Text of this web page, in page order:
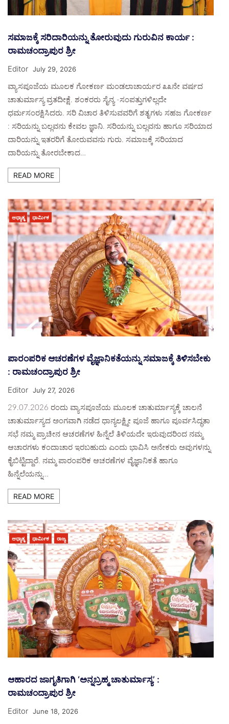
ಸಮಾಜಕ್ಕೆ ಸರಿದಾರಿಯನ್ನು ತೋರುವುದು ಗುರುವಿನ ಕಾರ್ಯ :
ರಾಮಚಂದ್ರಾಪುರ ಶ್ರೀ
Editor July 29, 2026
ವ್ಯಾಸಪೂಜೆಯ ಮೂಲಕ ಗೋಕರ್ಣ ಮಂಡಲಾಚಾರ್ಯರ ೩೩ನೇ ವರ್ಷದ
ಚಾತುರ್ಮಾಸ್ಯ ವ್ರತದೀಕ್ಷೆ. ಶಂಕರರು ಸೈನ್ಯ -ಸಂಪತ್ತುಗಳಿಲ್ಲದೇ
ಧರ್ಮಸಂರಕ್ಷಿಸಿದರು. ಸರಿ ವಿಚಾರ ತಿಳಿಸುವವರಿಗೆ ಶತೃಗಳು ಸಹಜ ಗೋಕರ್ಣ
: ಸರಿಯನ್ನು ಬಲ್ಲವನು ಕೇವಲ ಜ್ಞಾನಿ. ಸರಿಯನ್ನು ಬಲ್ಲವನು ಹಾಗೂ ಸರಿಯಾದ
ದಾರಿಯನ್ನು ಇತರರಿಗೆ ತೋರುವವನು ಗುರು. ಸಮಾಜಕ್ಕೆ ಸರಿಯಾದ
ದಾರಿಯನ್ನು ತೋರಬೇಕಾದ…
READ MORE
ಆಧ್ಯಾತ್ಮ ಧಾರ್ಮಿಕ
ಪಾರಂಪರಿಕ ಆಚರಣೆಗಳ ವೈಜ್ಞಾನಿಕತೆಯನ್ನು ಸಮಾಜಕ್ಕೆ ತಿಳಿಸಬೇಕು
: ರಾಮಚಂದ್ರಾಪುರ ಶ್ರೀ
Editor July 27, 2026
29.07.2026 ರಂದು ವ್ಯಾಸಪೂಜೆಯ ಮೂಲಕ ಚಾತುರ್ಮಾಸ್ಯಕ್ಕೆ ಚಾಲನೆ
ಚಾತುರ್ಮಾಸ್ಯದ ಅಂಗವಾಗಿ ನಡೆದ ಧಾನ್ಯಲಕ್ಷ್ಮೀ ಪೂಜೆ ಹಾಗೂ ಪೂರ್ವಸಿದ್ಧತಾ
ಸಭೆ ನಮ್ಮ ಪ್ರಾಚೀನ ಆಚರಣೆಗಳ ಹಿನ್ನೆಲೆ ತಿಳಿಯದೇ ಇರುವುದರಿಂದ ನಮ್ಮ
ಆಚಾರಗಳು ಕಂದಾಚಾರ ಇರಬಹುದು ಎಂದು ಭಾವಿಸಿ ಅನೇಕರು ಅವುಗಳನ್ನು
ಕೈಬಿಟ್ಟಿದ್ದಾರೆ. ನಮ್ಮ ಪಾರಂಪರಿಕ ಆಚರಣೆಗಳ ವೈಜ್ಞಾನಿಕತೆ ಹಾಗೂ
ಹಿನ್ನೆಲೆಯನ್ನು…
READ MORE
ಆಧ್ಯಾತ್ಮ ಧಾರ್ಮಿಕ ರಾಜ್ಯ
ಆಹಾರದ ಜಾಗೃತಿಗಾಗಿ ‘ಅನ್ನಬ್ರಹ್ಮ ಚಾತುರ್ಮಾಸ್ಯ’ :
ರಾಮಚಂದ್ರಾಪುರ ಶ್ರೀ
Editor June 18, 2026